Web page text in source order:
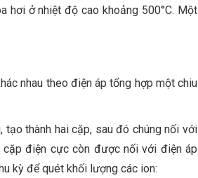
hơi ở nhiệt độ cao khoảng 500°C. Một
nhau theo điện áp tổng hợp một chiu
thành hai cặp, sau đó chúng nối với
cặp điện cực còn được nối với điện áp
kỳ để quét khối lượng các ion: